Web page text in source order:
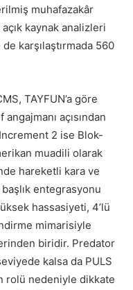
muhafazakâr
kaynak analizleri
karşılaştırmada 560
TAYFUN’a göre
açısından
2 ise Blok-
muadili olarak
hareketli kara ve
entegrasyonu
hassasiyeti, 4’lü
mimarisiyle
biridir. Predator
kalsa da PULS
rolü nedeniyle dikkate